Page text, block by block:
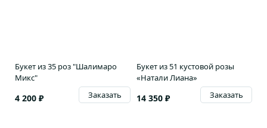
Букет из 35 роз "Шалимаро
Микс"
4 200 ₽ Заказать
Букет из 51 кустовой розы
«Натали Лиана»
14 350 ₽ Заказать